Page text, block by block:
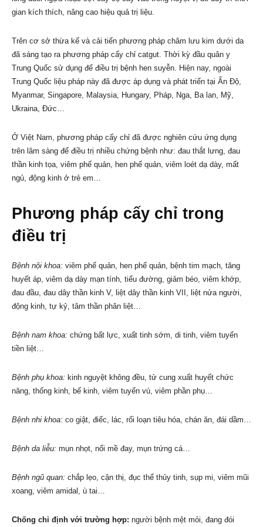
gian kích thích, nâng cao hiệu quả trị liệu.
Trên cơ sở thừa kế và cải tiến phương pháp châm lưu kim dưới da
đã sáng tạo ra phương pháp cấy chỉ catgut. Thời kỳ đầu quân y
Trung Quốc sử dụng để điều trị bệnh hen suyễn. Hiện nay, ngoài
Trung Quốc liệu pháp này đã được áp dụng và phát triển tại Ấn Độ,
Myanmar, Singapore, Malaysia, Hungary, Pháp, Nga, Ba lan, Mỹ,
Ukraina, Đức…
Ở Việt Nam, phương pháp cấy chỉ đã được nghiên cứu ứng dụng
trên lâm sàng để điều trị nhiều chứng bệnh như: đau thắt lưng, đau
thần kinh tọa, viêm phế quản, hen phế quản, viêm loét dạ dày, mất
ngủ, động kinh ở trẻ em…
Phương pháp cấy chỉ trong
điều trị
Bệnh nội khoa: viêm phế quản, hen phế quản, bệnh tim mạch, tăng
huyết áp, viêm dạ dày mạn tính, tiểu đường, giảm béo, viêm khớp,
đau đầu, đau dây thần kinh V, liệt dây thần kinh VII, liệt nửa người,
động kinh, tự kỷ, tâm thần phân liệt…
Bệnh nam khoa: chứng bất lực, xuất tinh sớm, di tinh, viêm tuyến
tiền liệt…
Bệnh phụ khoa: kinh nguyệt không đều, tử cung xuất huyết chức
năng, thống kinh, bế kinh, viêm tuyến vú, viêm phần phụ…
Bệnh nhi khoa: co giật, điếc, lác, rối loạn tiêu hóa, chán ăn, đái dầm…
Bệnh da liễu: mụn nhọt, nổi mề đay, mụn trứng cá…
Bệnh ngũ quan: chắp lẹo, cận thị, đục thể thủy tinh, sụp mi, viêm mũi
xoang, viêm amidal, ù tai…
Chống chỉ định với trường hợp: người bệnh mệt mỏi, đang đói